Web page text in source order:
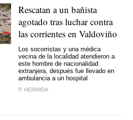
Rescatan a un bañista
agotado tras luchar contra
las corrientes en Valdoviño
Los socorristas y una médica
vecina de la localidad atendieron a
este hombre de nacionalidad
extranjera, después fue llevado en
ambulancia a un hospital
P. HERMIDA